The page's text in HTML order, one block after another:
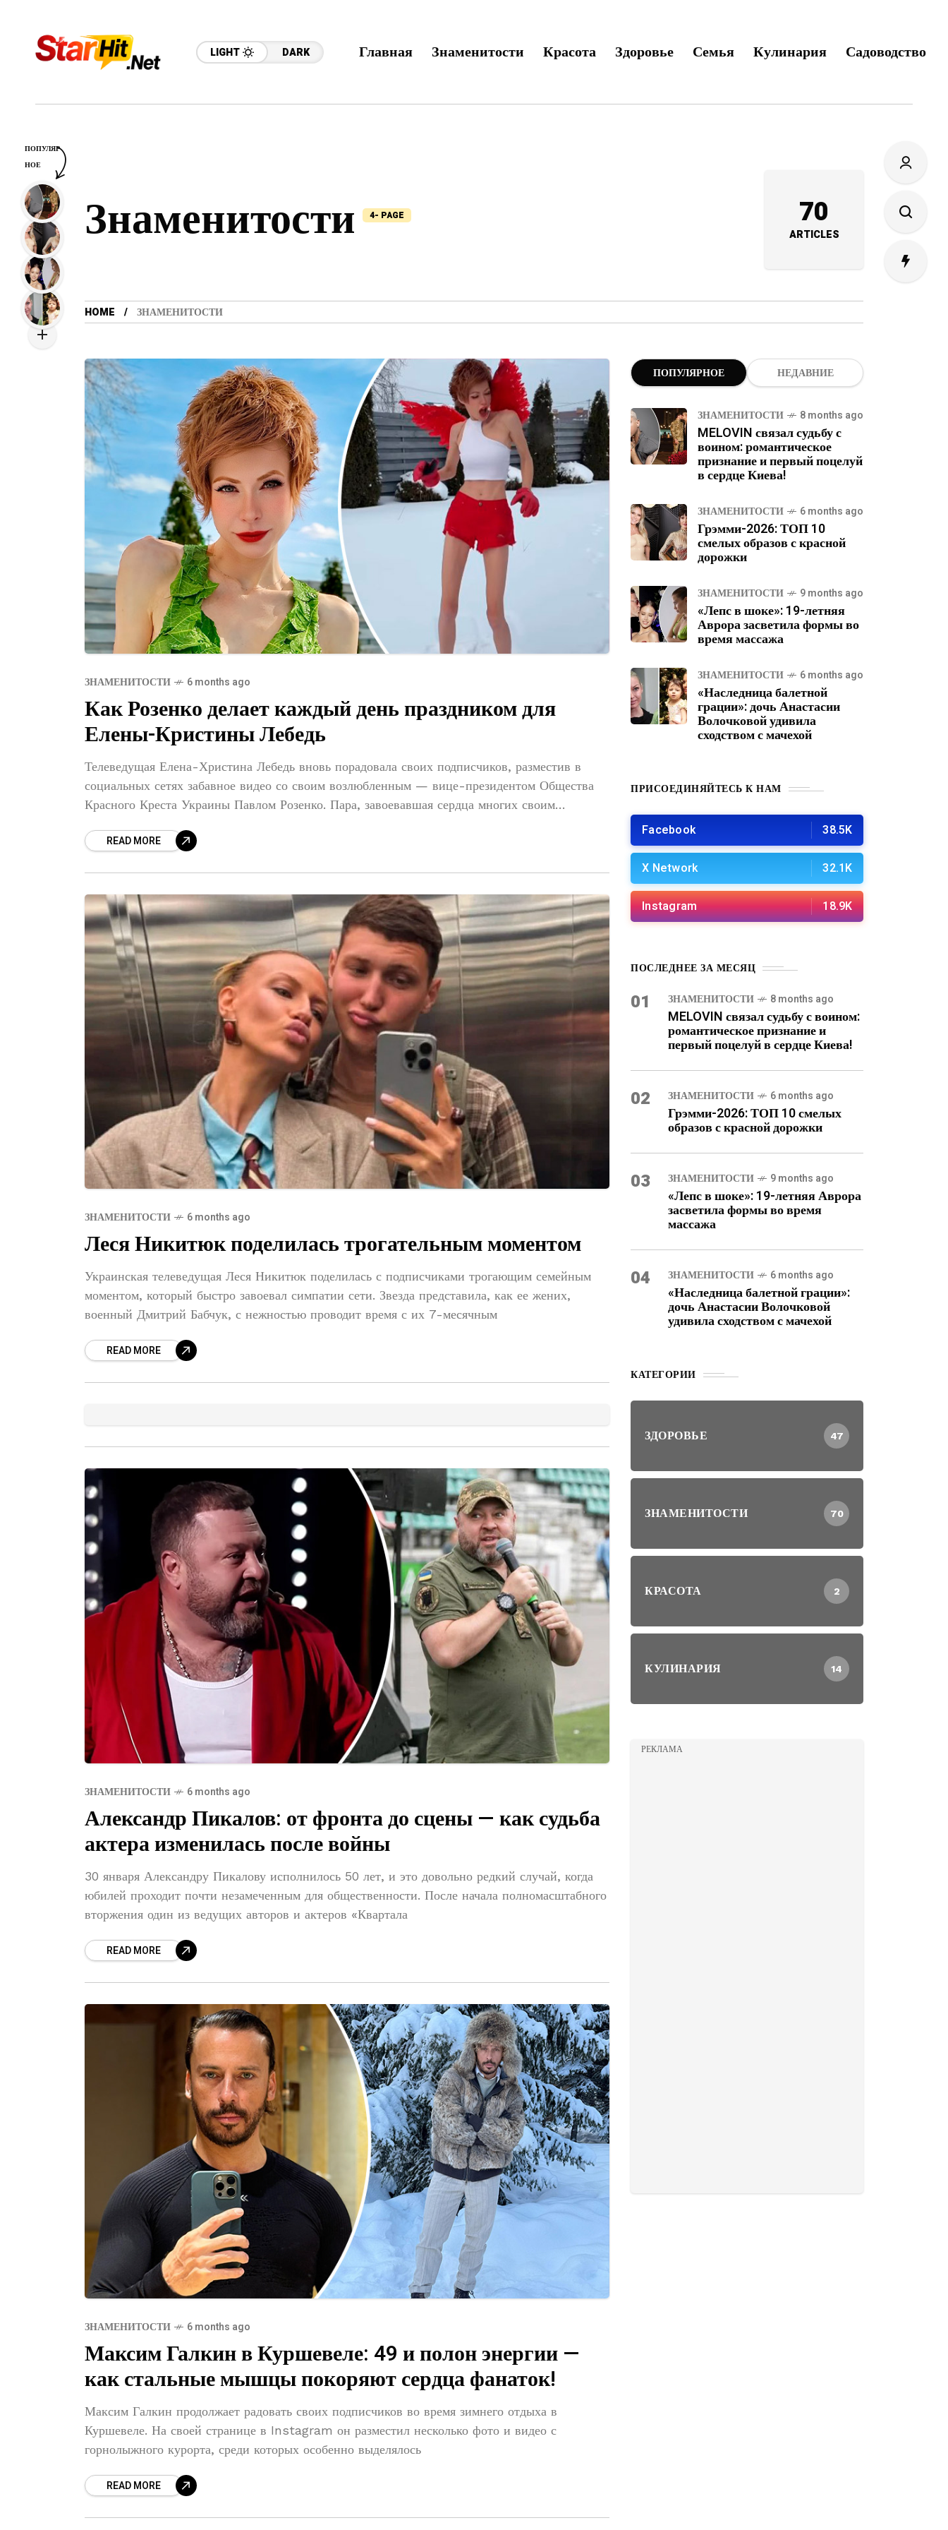
LIGHT DARK Главная Знаменитости Красота Здоровье Семья Кулинария Садоводство
Знаменитости 4- PAGE 70
ARTICLES
HOME ЗНАМЕНИТОСТИ
ЗНАМЕНИТОСТИ 6 months ago
Как Розенко делает каждый день праздником для
Елены-Кристины Лебедь
Телеведущая Елена-Христина Лебедь вновь порадовала своих подписчиков, разместив в
социальных сетях забавное видео со своим возлюбленным — вице-президентом Общества
Красного Креста Украины Павлом Розенко. Пара, завоевавшая сердца многих своим
READ MORE
ЗНАМЕНИТОСТИ 6 months ago
Леся Никитюк поделилась трогательным моментом
Украинская телеведущая Леся Никитюк поделилась с подписчиками трогающим семейным
моментом, который быстро завоевал симпатии сети. Звезда представила, как ее жених,
военный Дмитрий Бабчук, с нежностью проводит время с их 7-месячным
READ MORE
ЗНАМЕНИТОСТИ 6 months ago
Александр Пикалов: от фронта до сцены — как судьба
актера изменилась после войны
30 января Александру Пикалову исполнилось 50 лет, и это довольно редкий случай, когда
юбилей проходит почти незамеченным для общественности. После начала полномасштабного
вторжения один из ведущих авторов и актеров «Квартала
READ MORE
ЗНАМЕНИТОСТИ 6 months ago
Максим Галкин в Куршевеле: 49 и полон энергии —
как стальные мышцы покоряют сердца фанаток!
Максим Галкин продолжает радовать своих подписчиков во время зимнего отдыха в
Куршевеле. На своей странице в Instagram он разместил несколько фото и видео с
горнолыжного курорта, среди которых особенно выделялось
READ MORE
ПОПУЛЯРНОЕ НЕДАВНИЕ
ЗНАМЕНИТОСТИ 8 months ago
MELOVIN связал судьбу с
воином: романтическое
признание и первый поцелуй
в сердце Киева!
ЗНАМЕНИТОСТИ 6 months ago
Грэмми-2026: ТОП 10
смелых образов с красной
дорожки
ЗНАМЕНИТОСТИ 9 months ago
«Лепс в шоке»: 19-летняя
Аврора засветила формы во
время массажа
ЗНАМЕНИТОСТИ 6 months ago
«Наследница балетной
грации»: дочь Анастасии
Волочковой удивила
сходством с мачехой
ПРИСОЕДИНЯЙТЕСЬ К НАМ
Facebook 38.5K
X Network 32.1K
Instagram 18.9K
ПОСЛЕДНЕЕ ЗА МЕСЯЦ
01 ЗНАМЕНИТОСТИ 8 months ago
MELOVIN связал судьбу с воином:
романтическое признание и
первый поцелуй в сердце Киева!
02 ЗНАМЕНИТОСТИ 6 months ago
Грэмми-2026: ТОП 10 смелых
образов с красной дорожки
03 ЗНАМЕНИТОСТИ 9 months ago
«Лепс в шоке»: 19-летняя Аврора
засветила формы во время
массажа
04 ЗНАМЕНИТОСТИ 6 months ago
«Наследница балетной грации»:
дочь Анастасии Волочковой
удивила сходством с мачехой
КАТЕГОРИИ
ЗДОРОВЬЕ 47
ЗНАМЕНИТОСТИ 70
КРАСОТА 2
КУЛИНАРИЯ 14
РЕКЛАМА
ПОПУЛЯР
НОЕ